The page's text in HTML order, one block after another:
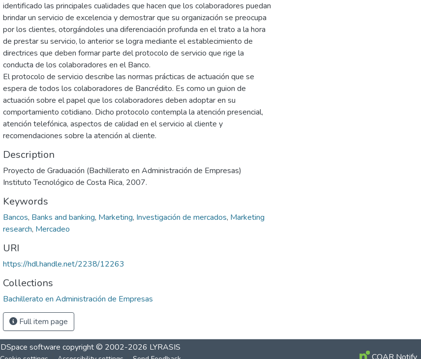
identificado las principales cualidades que hacen que los colaboradores puedan
brindar un servicio de excelencia y demostrar que su organización se preocupa
por los clientes, otorgándoles una diferenciación profunda en el trato a la hora
de prestar su servicio, lo anterior se logra mediante el establecimiento de
directrices que deben formar parte del protocolo de servicio que rige la
conducta de los colaboradores en el Banco.
El protocolo de servicio describe las normas prácticas de actuación que se
espera de todos los colaboradores de Bancrédito. Es como un guion de
actuación sobre el papel que los colaboradores deben adoptar en su
comportamiento cotidiano. Dicho protocolo contempla la atención presencial,
atención telefónica, aspectos de calidad en el servicio al cliente y
recomendaciones sobre la atención al cliente.
Description
Proyecto de Graduación (Bachillerato en Administración de Empresas)
Instituto Tecnológico de Costa Rica, 2007.
Keywords
Bancos, Banks and banking, Marketing, Investigación de mercados, Marketing
research, Mercadeo
URI
https://hdl.handle.net/2238/12263
Collections
Bachillerato en Administración de Empresas
Full item page
DSpace software copyright © 2002-2026 LYRASIS